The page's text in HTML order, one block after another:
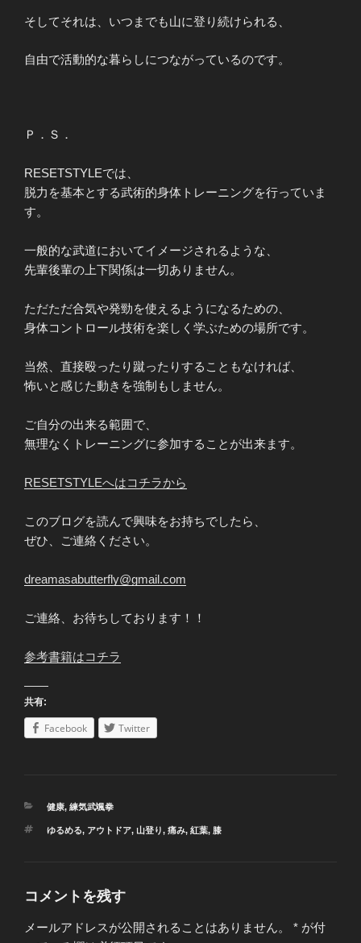
そしてそれは、いつまでも山に登り続けられる、
自由で活動的な暮らしにつながっているのです。
Ｐ．Ｓ．
RESETSTYLEでは、
脱力を基本とする武術的身体トレーニングを行っていま
す。
一般的な武道においてイメージされるような、
先輩後輩の上下関係は一切ありません。
ただただ合気や発勁を使えるようになるための、
身体コントロール技術を楽しく学ぶための場所です。
当然、直接殴ったり蹴ったりすることもなければ、
怖いと感じた動きを強制もしません。
ご自分の出来る範囲で、
無理なくトレーニングに参加することが出来ます。
RESETSTYLEへはコチラから
このブログを読んで興味をお持ちでしたら、
ぜひ、ご連絡ください。
dreamasabutterfly@gmail.com
ご連絡、お待ちしております！！
参考書籍はコチラ
共有:
Facebook Twitter
カ
ゴ
健康, 練気武颯拳
タ
ゆるめる, アウトドア, 山登り, 痛み, 紅葉, 膝
コメントを残す
メールアドレスが公開されることはありません。 * が付